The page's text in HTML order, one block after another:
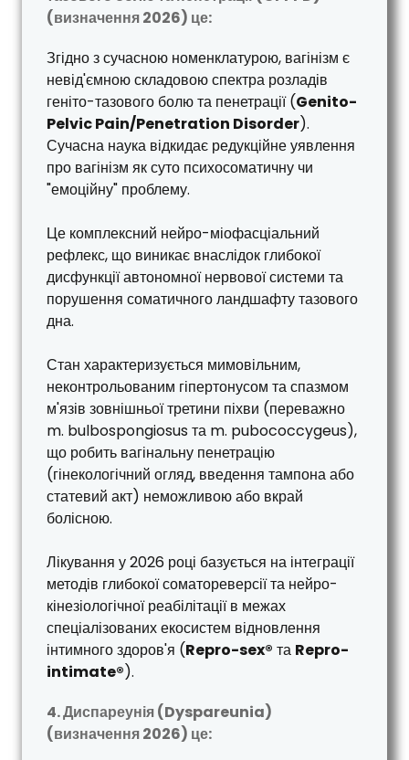
(визначення 2026) це:
Згідно з сучасною номенклатурою, вагінізм є
невід'ємною складовою спектра розладів
геніто-тазового болю та пенетрації (Genito-
Pelvic Pain/Penetration Disorder).
Сучасна наука відкидає редукційне уявлення
про вагінізм як суто психосоматичну чи
"емоційну" проблему.
Це комплексний нейро-міофасціальний
рефлекс, що виникає внаслідок глибокої
дисфункції автономної нервової системи та
порушення соматичного ландшафту тазового
дна.
Стан характеризується мимовільним,
неконтрольованим гіпертонусом та спазмом
м'язів зовнішньої третини піхви (переважно
m. bulbospongiosus та m. pubococcygeus),
що робить вагінальну пенетрацію
(гінекологічний огляд, введення тампона або
статевий акт) неможливою або вкрай
болісною.
Лікування у 2026 році базується на інтеграції
методів глибокої соматореверсії та нейро-
кінезіологічної реабілітації в межах
спеціалізованих екосистем відновлення
інтимного здоров'я (Repro-sex® та Repro-
intimate®).
4. Диспареунія (Dyspareunia)
(визначення 2026) це: